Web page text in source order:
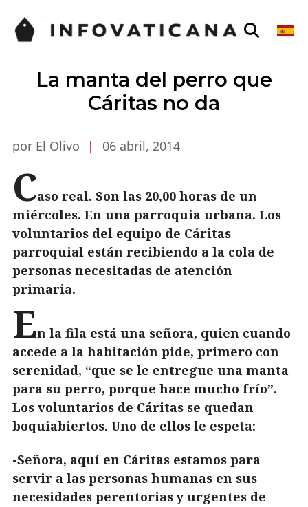
La manta del perro que
Cáritas no da
por El Olivo | 06 abril, 2014
Caso real. Son las 20,00 horas de un
miércoles. En una parroquia urbana. Los
voluntarios del equipo de Cáritas
parroquial están recibiendo a la cola de
personas necesitadas de atención
primaria.
En la fila está una señora, quien cuando
accede a la habitación pide, primero con
serenidad, “que se le entregue una manta
para su perro, porque hace mucho frío”.
Los voluntarios de Cáritas se quedan
boquiabiertos. Uno de ellos le espeta:
-Señora, aquí en Cáritas estamos para
servir a las personas humanas en sus
necesidades perentorias y urgentes de